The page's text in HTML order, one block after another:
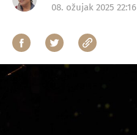
08. ožujak 2025 22:16